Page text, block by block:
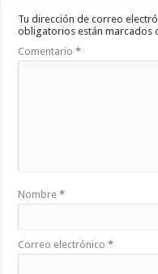
Tu dirección de correo
obligatorios están marcados
Comentario*
Nombre*
Correo electrónico*